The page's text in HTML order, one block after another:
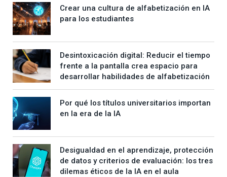
Crear una cultura de alfabetización en IA
para los estudiantes
Desintoxicación digital: Reducir el tiempo
frente a la pantalla crea espacio para
desarrollar habilidades de alfabetización
Por qué los títulos universitarios importan
en la era de la IA
Desigualdad en el aprendizaje, protección
de datos y criterios de evaluación: los tres
dilemas éticos de la IA en el aula